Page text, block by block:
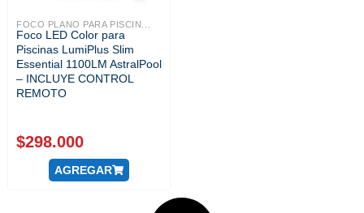
FOCO PLANO PARA PISCIN...
Foco LED Color para
Piscinas LumiPlus Slim
Essential 1100LM AstralPool
– INCLUYE CONTROL
REMOTO
$298.000
AGREGAR